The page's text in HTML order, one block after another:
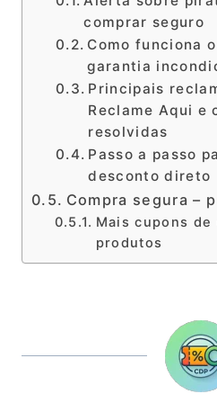
comprar seguro
Como funciona
garantia
Principais
Reclame Aqui e
resolvidas
Passo a passo
desconto direto
Compra segura –
Mais cupons de
produtos